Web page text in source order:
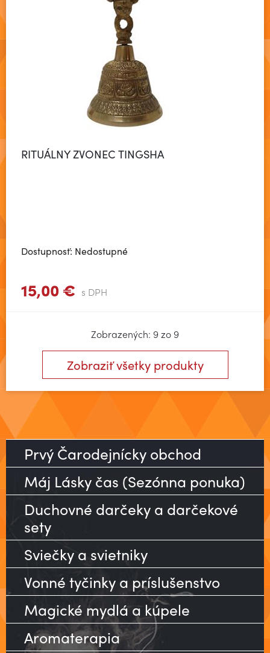
RITUÁLNY ZVONEC TINGSHA
Dostupnosť: Nedostupné
15,00 € s DPH
Zobrazených: 9 zo 9
Zobraziť všetky produkty
Prvý Čarodejnícky obchod
Máj Lásky čas (Sezónna ponuka)
Duchovné darčeky a darčekové
sety
Sviečky a svietniky
Vonné tyčinky a príslušenstvo
Magické mydlá a kúpele
Aromaterapia